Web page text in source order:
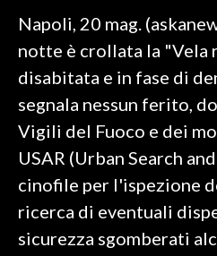
CALCIO REGIONALE
BASKET
VOLLEY
MOTORI
TENNIS
ALTRI SPORT
CULTURA
Napoli, 20 mag.
notte è crollata la "Vela
disabitata e in fase di
segnala nessun ferito,
Vigili del Fuoco e dei
USAR (Urban Search
cinofile per l'ispezione
ricerca di eventuali
sicurezza sgomberati